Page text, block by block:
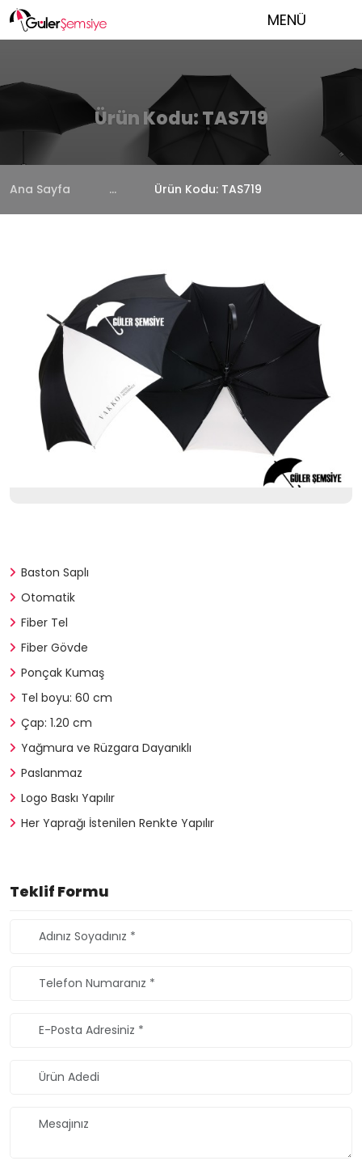
MENÜ
Ürün Kodu: TAS719
Ana Sayfa ... Ürün Kodu: TAS719
Baston Saplı
Otomatik
Fiber Tel
Fiber Gövde
Ponçak Kumaş
Tel boyu: 60 cm
Çap: 1.20 cm
Yağmura ve Rüzgara Dayanıklı
Paslanmaz
Logo Baskı Yapılır
Her Yaprağı İstenilen Renkte Yapılır
Teklif Formu